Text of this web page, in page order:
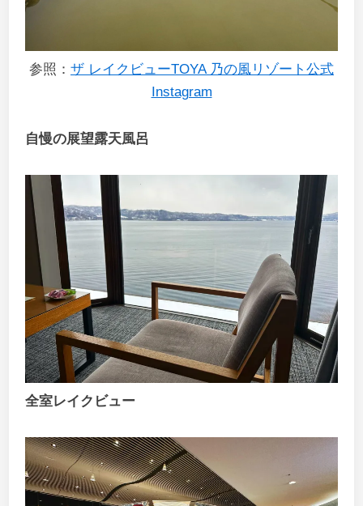
参照： ザ レイクビューTOYA 乃の風リゾート公式
Instagram
自慢の展望露天風呂
全室レイクビュー